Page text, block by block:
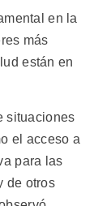
en la
más
están en
situaciones
el acceso a
para las
de otros